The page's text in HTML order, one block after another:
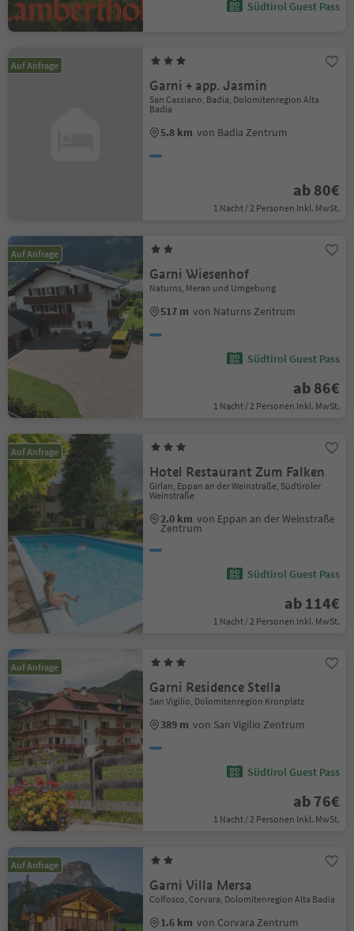
Südtirol Guest Pass
Auf Anfrage
Garni + app. Jasmin
San Cassiano, Badia, Dolomitenregion Alta
Badia
5.8 km von Badia Zentrum
ab 80€
1 Nacht / 2 Personen Inkl. MwSt.
Auf Anfrage
Garni Wiesenhof
Naturns, Meran und Umgebung
517 m von Naturns Zentrum
Südtirol Guest Pass
ab 86€
1 Nacht / 2 Personen Inkl. MwSt.
Auf Anfrage
Hotel Restaurant Zum Falken
Girlan, Eppan an der Weinstraße, Südtiroler
Weinstraße
2.0 km von Eppan an der Weinstraße
Zentrum
Südtirol Guest Pass
ab 114€
1 Nacht / 2 Personen Inkl. MwSt.
Auf Anfrage
Garni Residence Stella
San Vigilio, Dolomitenregion Kronplatz
389 m von San Vigilio Zentrum
Südtirol Guest Pass
ab 76€
1 Nacht / 2 Personen Inkl. MwSt.
Auf Anfrage
Garni Villa Mersa
Colfosco, Corvara, Dolomitenregion Alta Badia
1.6 km von Corvara Zentrum